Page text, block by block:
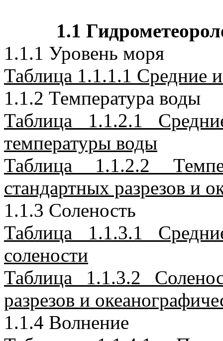
1.1
1.1.1 Уровень моря
Таблица 1.1.1.1 Средние
1.1.2 Температура воды
Таблица 1.1.2.1
температуры воды
Таблица 1.1.2.2
стандартных разрезов и
1.1.3 Соленость
Таблица 1.1.3.1
солености
Таблица 1.1.3.2
разрезов и
1.1.4 Волнение